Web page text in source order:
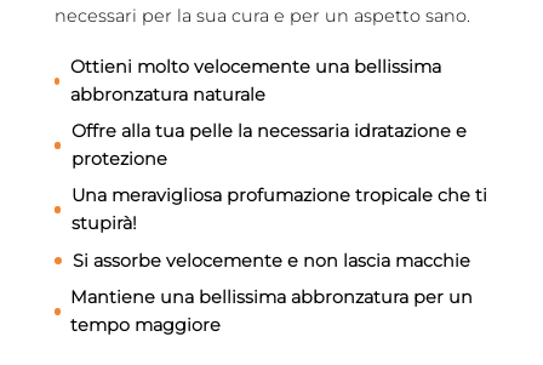
necessari per la sua cura e per un aspetto sano.
Ottieni molto velocemente una bellissima
abbronzatura naturale
Offre alla tua pelle la necessaria idratazione e
protezione
Una meravigliosa profumazione tropicale che ti
stupirà!
Si assorbe velocemente e non lascia macchie
Mantiene una bellissima abbronzatura per un
tempo maggiore